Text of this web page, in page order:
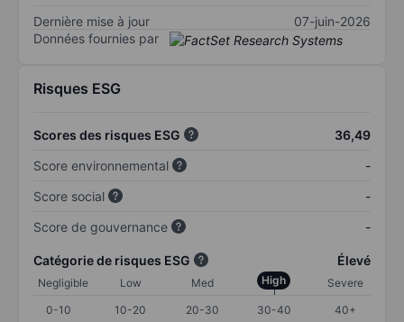
Dernière mise à jour
07-juin-2026
Données fournies par
Risques ESG
Scores des risques ESG
36,49
Score environnemental
-
Score social
-
Score de gouvernance
-
Catégorie de risques ESG Élevé
Negligible Low Med High
Severe
0-10
10-20 20-30 30-40 40+